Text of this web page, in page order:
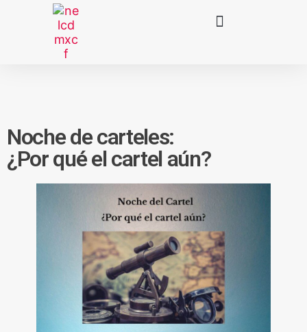
Noche de carteles:
¿Por qué el cartel aún?